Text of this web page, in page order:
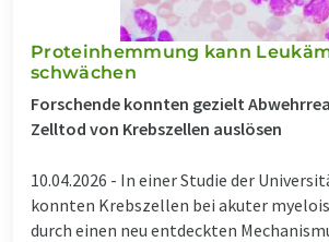
Proteinhemmung kann
schwächen
Forschende konnten gezielt
Zelltod von Krebszellen auslösen
10.04.2026 - In einer Studie der
konnten Krebszellen bei akuter
durch einen neu entdeckten